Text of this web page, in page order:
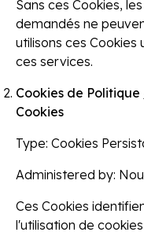
Sans ces Cookies,
demandés ne
utilisons ces
ces services.
Cookies de
Cookies
Type: Cookies
Administered by:
Ces Cookies
l'utilisation de